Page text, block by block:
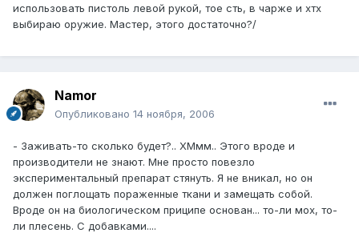
использовать пистоль левой рукой, тое сть, в чарже и хтх
выбираю оружие. Мастер, этого достаточно?/
Namor
Опубликовано 14 ноября, 2006
- Заживать-то сколько будет?.. ХМмм.. Этого вроде и
производители не знают. Мне просто повезло
экспериментальный препарат стянуть. Я не вникал, но он
должен поглощать пораженные ткани и замещать собой.
Вроде он на биологическом приципе основан... то-ли мох, то-
ли плесень. С добавками....